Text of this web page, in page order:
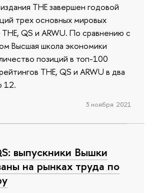
THE завершен годовой
трех основных мировых
QS и ARWU. По сравнению с
Высшая школа экономики
позиций в топ-100
ТНЕ, QS и ARWU в два
12.
3 ноября 2021
выпускники Вышки
на рынках труда по